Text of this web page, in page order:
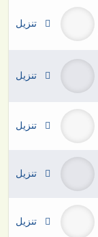
تنزيل
تنزيل
تنزيل
تنزيل
تنزيل